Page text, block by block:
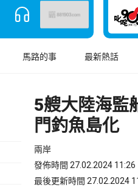
馬路的事 最新熱話
5艘大陸海
門釣魚島化
兩岸
發佈時間 27.02.2024 11:26
最後更新時間 27.02.2024